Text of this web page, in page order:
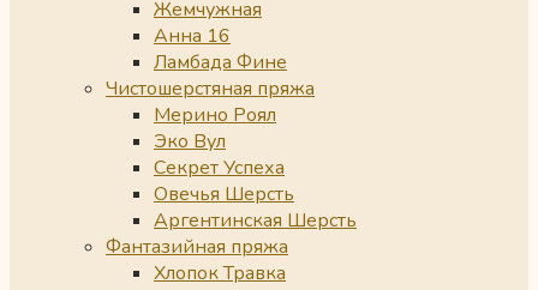
Жемчужная
Анна 16
Ламбада Фине
Чистошерстяная пряжа
Мерино Роял
Эко Вул
Секрет Успеха
Овечья Шерсть
Аргентинская Шерсть
Фантазийная пряжа
Хлопок Травка